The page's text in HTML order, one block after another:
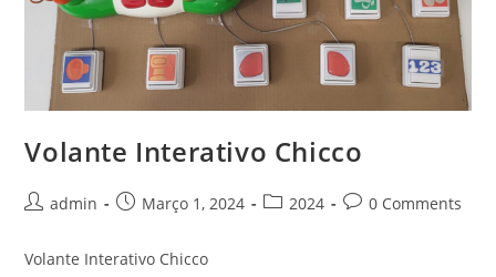
Volante Interativo Chicco
Postadmin
PostMarço 1, 2024
Post2024
Post0 Comments
Volante Interativo Chicco